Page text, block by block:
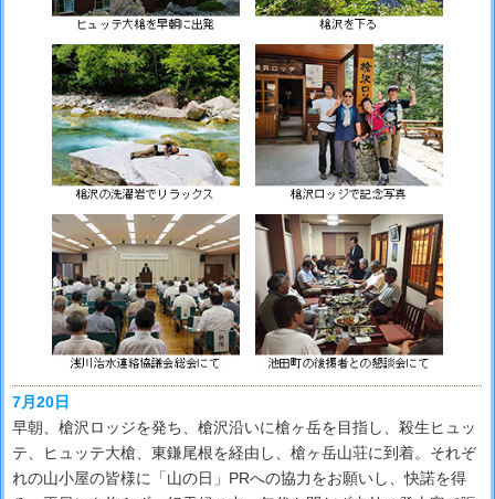
7月20日
早朝、槍沢ロッジを発ち、槍沢沿いに槍ヶ岳を目指し、殺生ヒュッ
テ、ヒュッテ大槍、東鎌尾根を経由し、槍ヶ岳山荘に到着。それぞ
れの山小屋の皆様に「山の日」PRへの協力をお願いし、快諾を得